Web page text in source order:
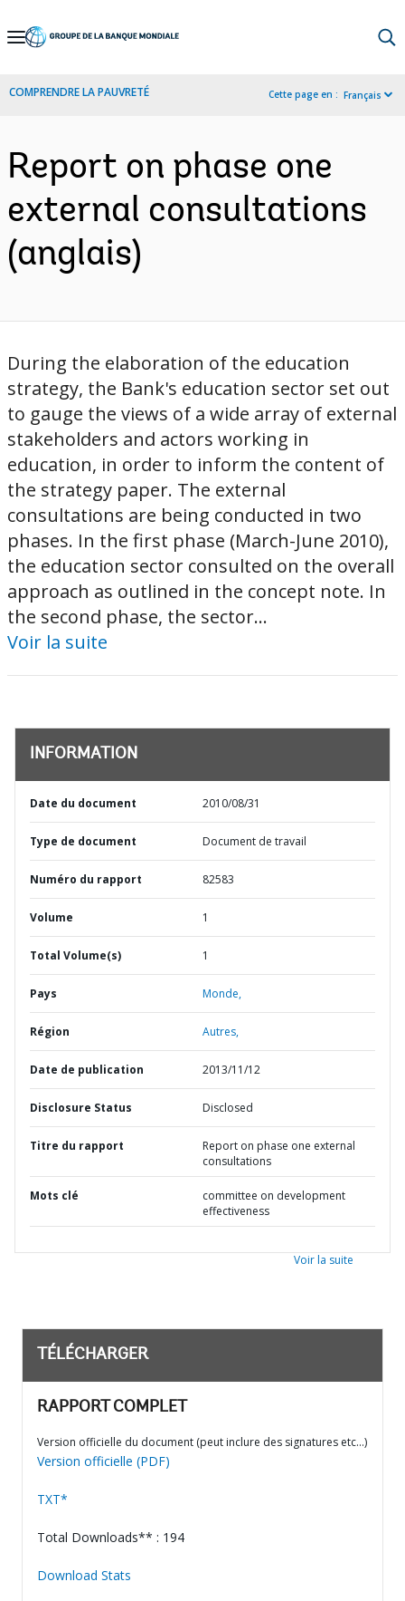
Skip
Navigation
COMPRENDRE LA PAUVRETÉ Cette page en : Français
Report on phase one
external consultations
(anglais)
During the elaboration of the education
strategy, the Bank's education sector set out
to gauge the views of a wide array of external
stakeholders and actors working in
education, in order to inform the content of
the strategy paper. The external
consultations are being conducted in two
phases. In the first phase (March-June 2010),
the education sector consulted on the overall
approach as outlined in the concept note. In
the second phase, the sector...
Voir la suite
INFORMATION
Date du document 2010/08/31
Type de document Document de travail
Numéro du rapport 82583
Volume 1
Total Volume(s) 1
Pays Monde,
Région Autres,
Date de publication 2013/11/12
Disclosure Status Disclosed
Titre du rapport
Report on phase one external
consultations
Mots clé
committee on development
effectiveness
Voir la suite
TÉLÉCHARGER
RAPPORT COMPLET
Version officielle du document (peut inclure des signatures etc…)
Version officielle (PDF)
TXT*
Total Downloads** : 194
Download Stats